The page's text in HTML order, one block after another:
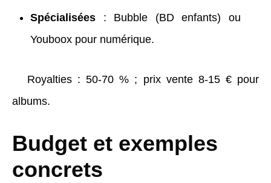
Spécialisées : Bubble (BD enfants) ou
Youboox pour numérique.
Royalties : 50-70 % ; prix vente 8-15 € pour
albums.
Budget et exemples
concrets